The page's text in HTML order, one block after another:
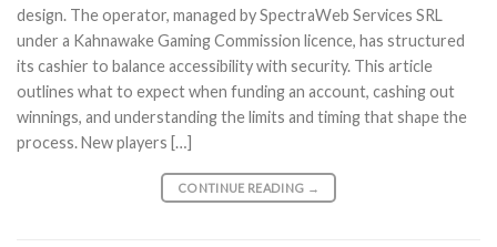
design. The operator, managed by SpectraWeb Services SRL
under a Kahnawake Gaming Commission licence, has structured
its cashier to balance accessibility with security. This article
outlines what to expect when funding an account, cashing out
winnings, and understanding the limits and timing that shape the
process. New players […]
CONTINUE READING →